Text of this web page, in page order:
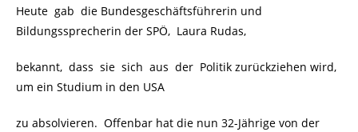
Heute gab die Bundesgeschäftsführerin und
Bildungssprecherin der SPÖ, Laura Rudas,
bekannt, dass sie sich aus der Politik zurückziehen wird,
um ein Studium in den USA
zu absolvieren. Offenbar hat die nun 32-Jährige von der